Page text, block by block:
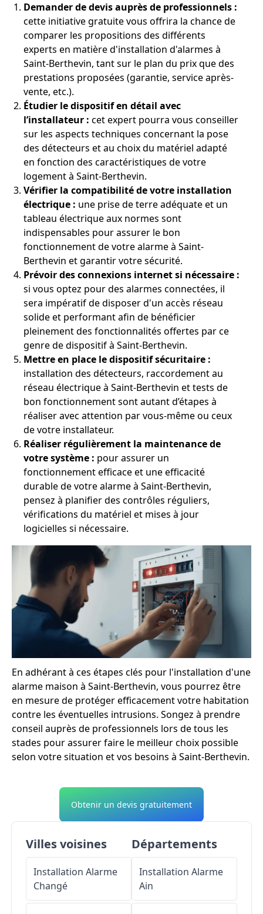
Demander de devis auprès de professionnels :
cette initiative gratuite vous offrira la chance de
comparer les propositions des différents
experts en matière d'installation d'alarmes à
Saint-Berthevin, tant sur le plan du prix que des
prestations proposées (garantie, service après-
vente, etc.).
Étudier le dispositif en détail avec
l’installateur : cet expert pourra vous conseiller
sur les aspects techniques concernant la pose
des détecteurs et au choix du matériel adapté
en fonction des caractéristiques de votre
logement à Saint-Berthevin.
Vérifier la compatibilité de votre installation
électrique : une prise de terre adéquate et un
tableau électrique aux normes sont
indispensables pour assurer le bon
fonctionnement de votre alarme à Saint-
Berthevin et garantir votre sécurité.
Prévoir des connexions internet si nécessaire :
si vous optez pour des alarmes connectées, il
sera impératif de disposer d'un accès réseau
solide et performant afin de bénéficier
pleinement des fonctionnalités offertes par ce
genre de dispositif à Saint-Berthevin.
Mettre en place le dispositif sécuritaire :
installation des détecteurs, raccordement au
réseau électrique à Saint-Berthevin et tests de
bon fonctionnement sont autant d’étapes à
réaliser avec attention par vous-même ou ceux
de votre installateur.
Réaliser régulièrement la maintenance de
votre système : pour assurer un
fonctionnement efficace et une efficacité
durable de votre alarme à Saint-Berthevin,
pensez à planifier des contrôles réguliers,
vérifications du matériel et mises à jour
logicielles si nécessaire.
En adhérant à ces étapes clés pour l'installation d'une
alarme maison à Saint-Berthevin, vous pourrez être
en mesure de protéger efficacement votre habitation
contre les éventuelles intrusions. Songez à prendre
conseil auprès de professionnels lors de tous les
stades pour assurer faire le meilleur choix possible
selon votre situation et vos besoins à Saint-Berthevin.
Obtenir un devis gratuitement
Villes voisines
Installation Alarme
Changé
Départements
Installation Alarme
Ain